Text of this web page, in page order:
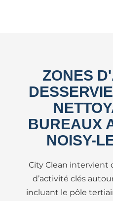
ZONES
BUREAUX
NOISY-
City Clean intervient
d’activité clés
incluant le pôle